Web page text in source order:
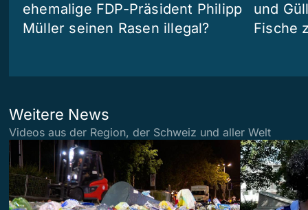
ehemalige FDP-Präsident Philipp
Müller seinen Rasen illegal?
und
Fische
Weitere News
Videos aus der Region, der Schweiz und aller Welt